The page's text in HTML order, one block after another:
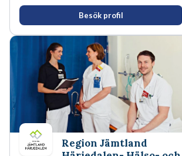
plats i rätt tid.
Besök profil
Region Jämtland